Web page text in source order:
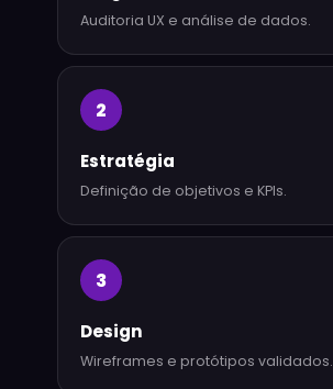
Auditoria UX e análise de dados.
2
Estratégia
Definição de objetivos e KPIs.
3
Design
Wireframes e protótipos validados.